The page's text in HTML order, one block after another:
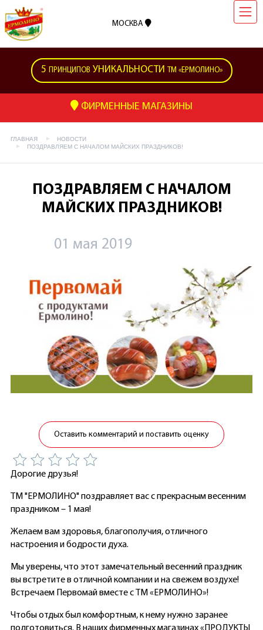
МОСКВА
5 ПРИНЦИПОВ УНИКАЛЬНОСТИ ТМ «ЕРМОЛИНО»
ФИРМЕННЫЕ МАГАЗИНЫ
ГЛАВНАЯ
НОВОСТИ
ПОЗДРАВЛЯЕМ С НАЧАЛОМ МАЙСКИХ ПРАЗДНИКОВ!
ПОЗДРАВЛЯЕМ С НАЧАЛОМ
МАЙСКИХ ПРАЗДНИКОВ!
01 мая 2019
Оставить комментарий и поставить оценку
Дорогие друзья!
ТМ "ЕРМОЛИНО" поздравляет вас с прекрасным весенним
праздником – 1 мая!
Желаем вам здоровья, благополучия, отличного
настроения и бодрости духа.
Мы уверены, что этот замечательный весенний праздник
вы встретите в отличной компании и на свежем воздухе!
Встречаем Первомай вместе с ТМ «EРМОЛИНО»!
Чтобы отдых был комфортным, к нему нужно заранее